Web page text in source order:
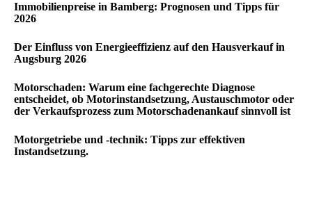
Immobilienpreise in Bamberg: Prognosen und Tipps für
2026
Der Einfluss von Energieeffizienz auf den Hausverkauf in
Augsburg 2026
Motorschaden: Warum eine fachgerechte Diagnose
entscheidet, ob Motorinstandsetzung, Austauschmotor oder
der Verkaufsprozess zum Motorschadenankauf sinnvoll ist
Motorgetriebe und -technik: Tipps zur effektiven
Instandsetzung.